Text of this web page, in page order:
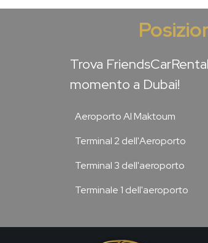
Trova
momento a Dubai!
Aeroporto Al Maktoum
Terminal 2 dell'Aeroporto
Terminal 3 dell'aeroporto
Terminale 1 dell'aeroporto